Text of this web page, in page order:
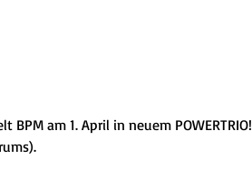
am 1. April in neuem POWERTRIO!